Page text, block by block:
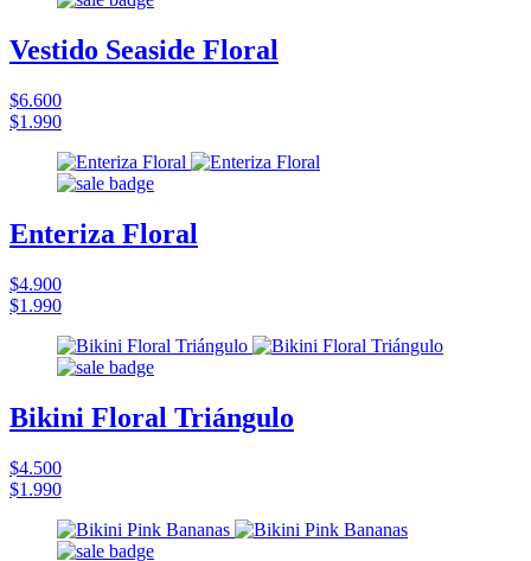
Vestido Seaside Floral
$6.600
$1.990
Enteriza Floral
$4.900
$1.990
Bikini Floral Triángulo
$4.500
$1.990